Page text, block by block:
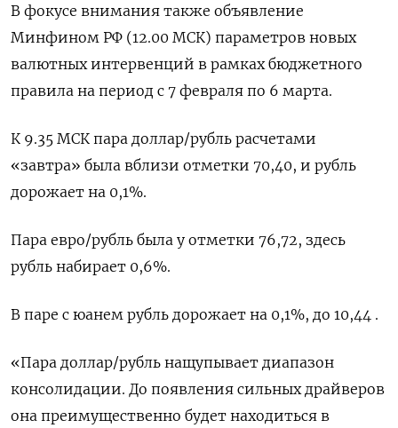
В фокусе внимания также объявление
Минфином РФ (12.00 МСК) параметров новых
валютных интервенций в рамках бюджетного
правила на период с 7 февраля по 6 марта.
К 9.35 МСК пара доллар/рубль расчетами
«завтра» была вблизи отметки 70,40, и рубль
дорожает на 0,1%.
Пара евро/рубль была у отметки 76,72, здесь
рубль набирает 0,6%.
В паре с юанем рубль дорожает на 0,1%, до 10,44 .
«Пара доллар/рубль нащупывает диапазон
консолидации. До появления сильных драйверов
она преимущественно будет находиться в